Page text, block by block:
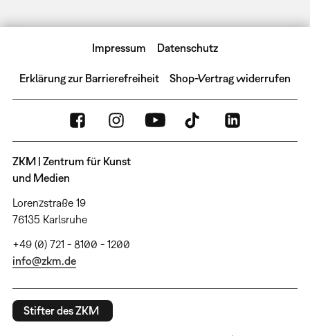
Impressum Datenschutz
Erklärung zur Barrierefreiheit Shop-Vertrag widerrufen
ZKM | Zentrum für Kunst
und Medien
Lorenzstraße 19
76135 Karlsruhe
+49 (0) 721 - 8100 - 1200
info@zkm.de
Stifter des ZKM